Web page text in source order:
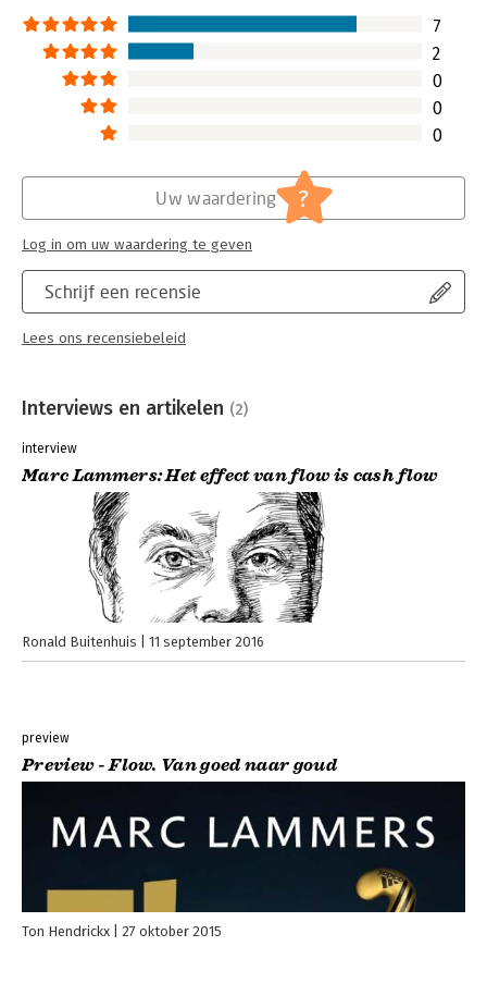
7
2
0
0
0
Schrijf een recensie
Lees ons recensiebeleid
Uw waardering ?
Log in om uw waardering te geven
Interviews en artikelen (2)
interview
Marc Lammers: Het effect van flow is cash flow
Ronald Buitenhuis 11 september 2016
preview
Preview - Flow. Van goed naar goud
Ton Hendrickx 27 oktober 2015